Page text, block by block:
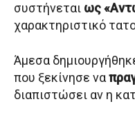
συστήνεται ως
χαρακτηριστικό
Άμεσα
που ξεκίνησε να
διαπιστώσει αν η